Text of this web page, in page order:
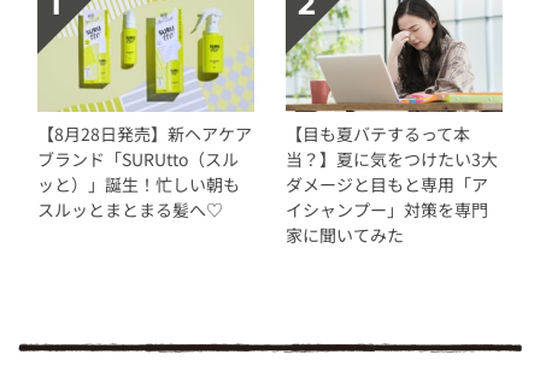
【8月28日発売】新ヘアケア
ブランド「SURUtto（スル
ッと）」誕生！忙しい朝も
スルッとまとまる髪へ♡
【目も夏バテするって本
当？】夏に気をつけたい3大
ダメージと目もと専用「ア
イシャンプー」対策を専門
家に聞いてみた